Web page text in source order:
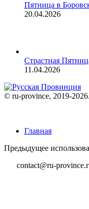
Пятница в
20.04.2026
Страстная
11.04.2026
© ru-province, 2019-
Главная
Предыдущее
contact@ru-